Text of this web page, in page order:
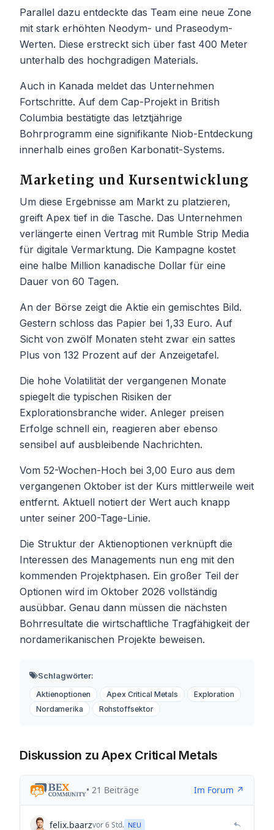
Parallel dazu entdeckte das Team eine neue Zone
mit stark erhöhten Neodym- und Praseodym-
Werten. Diese erstreckt sich über fast 400 Meter
unterhalb des hochgradigen Materials.
Auch in Kanada meldet das Unternehmen
Fortschritte. Auf dem Cap-Projekt in British
Columbia bestätigte das letztjährige
Bohrprogramm eine signifikante Niob-Entdeckung
innerhalb eines großen Karbonatit-Systems.
Marketing und Kursentwicklung
Um diese Ergebnisse am Markt zu platzieren,
greift Apex tief in die Tasche. Das Unternehmen
verlängerte einen Vertrag mit Rumble Strip Media
für digitale Vermarktung. Die Kampagne kostet
eine halbe Million kanadische Dollar für eine
Dauer von 60 Tagen.
An der Börse zeigt die Aktie ein gemischtes Bild.
Gestern schloss das Papier bei 1,33 Euro. Auf
Sicht von zwölf Monaten steht zwar ein sattes
Plus von 132 Prozent auf der Anzeigetafel.
Die hohe Volatilität der vergangenen Monate
spiegelt die typischen Risiken der
Explorationsbranche wider. Anleger preisen
Erfolge schnell ein, reagieren aber ebenso
sensibel auf ausbleibende Nachrichten.
Vom 52-Wochen-Hoch bei 3,00 Euro aus dem
vergangenen Oktober ist der Kurs mittlerweile weit
entfernt. Aktuell notiert der Wert auch knapp
unter seiner 200-Tage-Linie.
Die Struktur der Aktienoptionen verknüpft die
Interessen des Managements nun eng mit den
kommenden Projektphasen. Ein großer Teil der
Optionen wird im Oktober 2026 vollständig
ausübbar. Genau dann müssen die nächsten
Bohrresultate die wirtschaftliche Tragfähigkeit der
nordamerikanischen Projekte beweisen.
Schlagwörter:
Aktienoptionen Apex Critical Metals
Exploration
Nordamerika
Rohstoffsektor
Diskussion zu Apex Critical Metals